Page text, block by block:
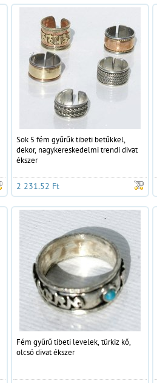
Sok 5 fém gyűrűk tibeti betűkkel,
dekor, nagykereskedelmi trendi divat
ékszer
2 231.52 Ft
Fém gyűrű tibeti levelek, türkiz kő,
olcsó divat ékszer